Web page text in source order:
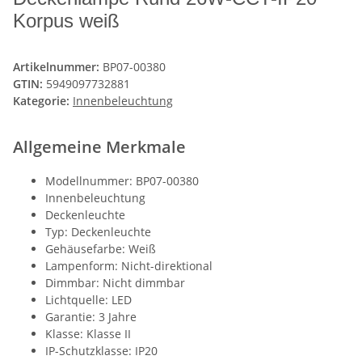
Korpus weiß
Artikelnummer: BP07-00380
GTIN: 5949097732881
Kategorie: Innenbeleuchtung
Allgemeine Merkmale
Modellnummer: BP07-00380
Innenbeleuchtung
Deckenleuchte
Typ: Deckenleuchte
Gehäusefarbe: Weiß
Lampenform: Nicht-direktional
Dimmbar: Nicht dimmbar
Lichtquelle: LED
Garantie: 3 Jahre
Klasse: Klasse II
IP-Schutzklasse: IP20